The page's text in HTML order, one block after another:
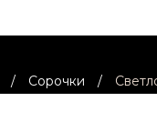
/ Сорочки /